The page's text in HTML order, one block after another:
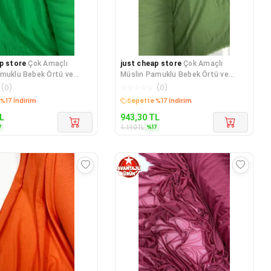
store Çok Amaçlı
Bebek Örtü ve
Müslin B
(0)
just cheap store Çok Amaçlı
Müslin Pamuklu Bebek Örtü ve
Battaniye Kumaşı Müslin B
(0)
Kargo Bedava
943,30 TL
1.140TL %17